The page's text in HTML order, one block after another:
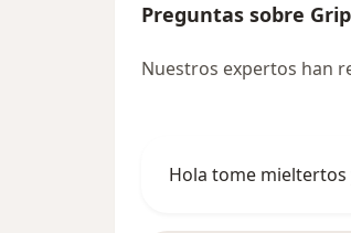
Preguntas sobre
Nuestros expertos han
Hola tome mieltertos